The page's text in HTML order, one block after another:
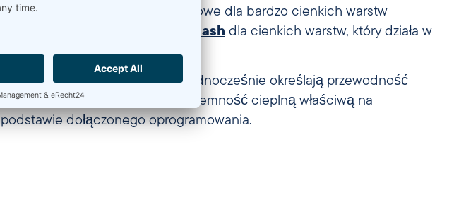
ciepła
. Precyzyjne dane pomiarowe dla bardzo cienkich warstw
TF-LFA – LaserFlash dla cienkich warstw, który działa w
oparciu o wiązki laserowe.
Urządzenia pomiarowe Linseis jednocześnie określają przewodność
cieplną, dyfuzyjność cieplną i pojemność cieplną właściwą na
podstawie dołączonego oprogramowania.